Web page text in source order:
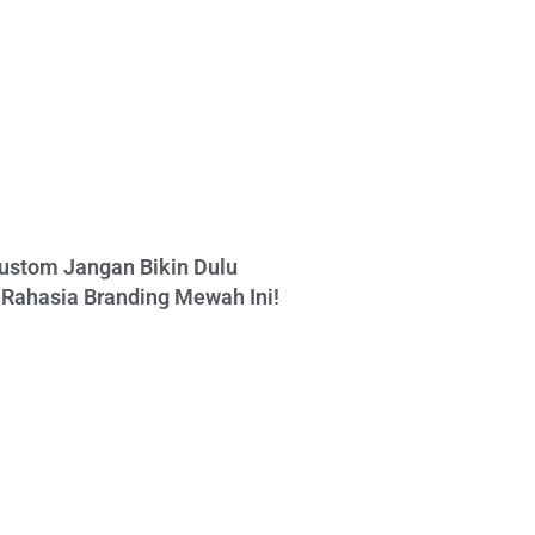
Jangan Bikin Dulu
Branding Mewah Ini!